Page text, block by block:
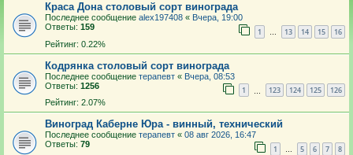
Краса Дона столовый сорт винограда
Последнее сообщение alex197408 « Вчера, 19:00
Ответы: 159 1 … 13 14 15 16
Рейтинг: 0.22%
Кодрянка столовый сорт винограда
Последнее сообщение терапевт « Вчера, 08:53
Ответы: 1256 1 123 124 125 126
Рейтинг: 2.07%
Виноград Каберне Юра - винный, технический
Последнее сообщение терапевт « 08 авг 2026, 16:47
Ответы: 79 1 … 5 6 7 8